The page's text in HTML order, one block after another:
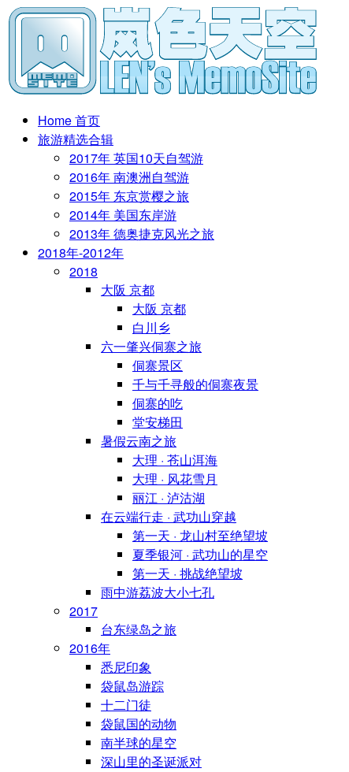
Home 首页
旅游精选合辑
2017年 英国10天自驾游
2016年 南澳洲自驾游
2015年 东京赏樱之旅
2014年 美国东岸游
2013年 德奥捷克风光之旅
2018年-2012年
2018
大阪 京都
大阪 京都
白川乡
六一肇兴侗寨之旅
侗寨景区
千与千寻般的侗寨夜景
侗寨的吃
堂安梯田
暑假云南之旅
大理 · 苍山洱海
大理 · 风花雪月
丽江 · 泸沽湖
在云端行走 · 武功山穿越
第一天 · 龙山村至绝望坡
夏季银河 · 武功山的星空
第一天 · 挑战绝望坡
雨中游荔波大小七孔
2017
台东绿岛之旅
2016年
悉尼印象
袋鼠岛游踪
十二门徒
袋鼠国的动物
南半球的星空
深山里的圣诞派对